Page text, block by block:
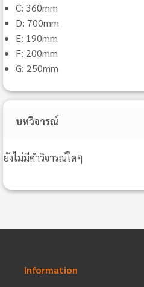
C: 360mm
D: 700mm
E: 190mm
F: 200mm
G: 250mm
บทวิจารณ์
ยังไม่มีคำวิจารณ์ใดๆ
Information